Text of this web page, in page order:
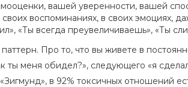
вашей уверенности, вашей
воспоминаниях, в своих эмоциях,
«Ты всегда преувеличиваешь», «Ты
Про то, что вы живете в
меня обидел?», следующего «я
в 92% токсичных отношений